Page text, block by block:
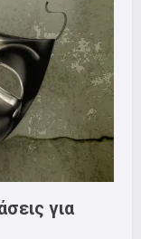
για